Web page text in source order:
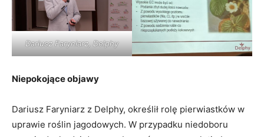
Dariusz Faryniarz, Delphy
Niepokojące objawy
Dariusz Faryniarz z Delphy, określił rolę pierwiastków w
uprawie roślin jagodowych. W przypadku niedoboru